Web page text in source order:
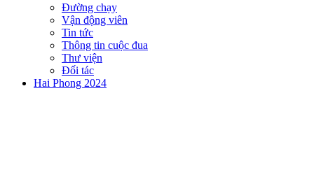
Đường chạy
Vận động viên
Tin tức
Thông tin cuộc đua
Thư viện
Đối tác
Hai Phong 2024